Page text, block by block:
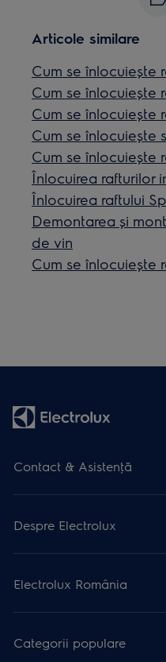
Articole similare
Cum se înlocuiește
Cum se înlocuiește
Cum se înlocuiește
Cum se înlocuiește
Cum se înlocuiește
Înlocuirea rafturilor
Înlocuirea raftului
Demontarea și
de vin
Cum se înlocuiește
Contact & Asistenţă
Despre Electrolux
Electrolux România
Categorii populare